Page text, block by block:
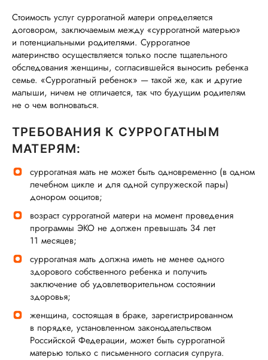
Стоимость услуг суррогатной матери определяется
договором, заключаемым между «суррогатной матерью»
и потенциальными родителями. Суррогатное
материнство осуществляется только после тщательного
обследования женщины, согласившейся выносить ребенка
семье. «Суррогатный ребенок» — такой же, как и другие
малыши, ничем не отличается, так что будущим родителям
не о чем волноваться.
ТРЕБОВАНИЯ К СУРРОГАТНЫМ
МАТЕРЯМ:
суррогатная мать не может быть одновременно (в одном
лечебном цикле и для одной супружеской пары)
донором ооцитов;
возраст суррогатной матери на момент проведения
программы ЭКО не должен превышать 34 лет
11 месяцев;
суррогатная мать должна иметь не менее одного
здорового собственного ребенка и получить
заключение об удовлетворительном состоянии
здоровья;
женщина, состоящая в браке, зарегистрированном
в порядке, установленном законодательством
Российской Федерации, может быть суррогатной
матерью только с письменного согласия супруга.